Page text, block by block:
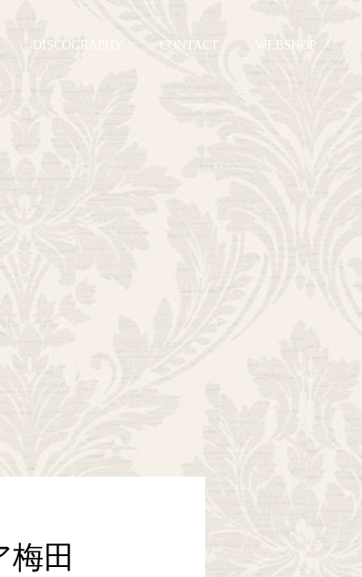
DISCOGRAPHY CONTACT WEBSHOP
田